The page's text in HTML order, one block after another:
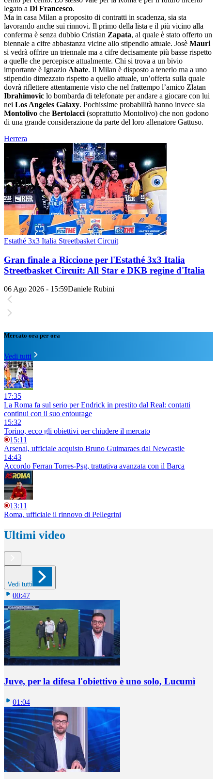
legato a Di Francesco.
Ma in casa Milan a proposito di contratti in scadenza, sia sta
lavorando anche sui rinnovi. Il primo della lista e il più vicino alla
conferma è senza dubbio Cristian Zapata, al quale è stato offerto un
biennale a cifre abbastanza vicine allo stipendio attuale. Josè Mauri
si vedrà offrire un triennale ma a cifre decisamente più basse rispetto
a quelle che percepisce attualmente. Chi si trova a un bivio
importante è Ignazio Abate. Il Milan è disposto a tenerlo ma a uno
stipendio dimezzato rispetto a quello attuale, un’offerta sulla quale
dovrà riflettere attentamente visto che nel frattempo l’amico Zlatan
Ibrahimovic lo bombarda di telefonate per andare a giocare con lui
nei Los Angeles Galaxy. Pochissime probabilità hanno invece sia
Montolivo che Bertolacci (soprattutto Montolivo) che non godono
di una grande considerazione da parte del loro allenatore Gattuso.
Herrera
Estathé 3x3 Italia Streetbasket Circuit
Gran finale a Riccione per l'Estathé 3x3 Italia
Streetbasket Circuit: All Star e DKB regine d'Italia
06 Ago 2026 - 15:59Daniele Rubini
Mercato ora per ora
Vedi tutti
17:35
La Roma fa sul serio per Endrick in prestito dal Real: contatti
continui con il suo entourage
15:32
Torino, ecco gli obiettivi per chiudere il mercato
15:11
Arsenal, ufficiale acquisto Bruno Guimaraes dal Newcastle
14:43
Accordo Ferran Torres-Psg, trattativa avanzata con il Barça
13:11
Roma, ufficiale il rinnovo di Pellegrini
Ultimi video
Vedi tutti
00:47
Juve, per la difesa l'obiettivo è uno solo, Lucumì
01:04